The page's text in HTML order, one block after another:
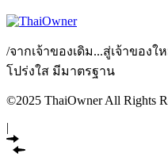
/จากเจ้าของเดิม...สู่เจ้าของ
โปร่งใส มีมาตรฐาน
©2025 ThaiOwner All Rights
|